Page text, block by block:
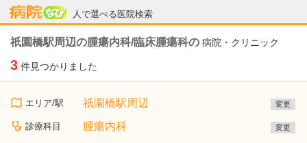
人で選べる医院検索
病院なび
祇園橋駅周辺の腫瘍内科/臨床腫瘍科の 病院・クリニック
3 件見つかりました
エリア/駅 祇園橋駅周辺 変更
診療科目 腫瘍内科 変更